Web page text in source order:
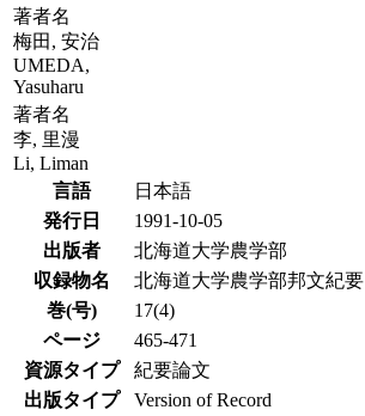
著者名
梅田, 安治
UMEDA,
Yasuharu
著者名
李, 里漫
Li, Liman
言語
日本語
発行日
1991-10-05
出版者
北海道大学農学部
収録物名
北海道大学農学部邦文紀要
巻(号)
17(4)
ページ
465-471
資源タイプ
紀要論文
出版タイプ
Version of Record